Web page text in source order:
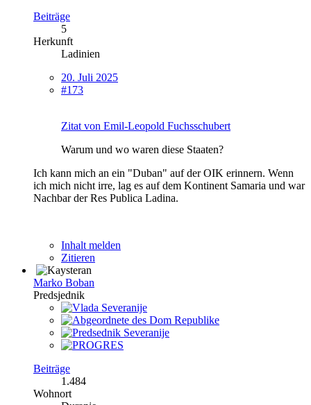
Beiträge
5
Herkunft
Ladinien
20. Juli 2025
#173
Zitat von Emil-Leopold Fuchsschubert
Warum und wo waren diese Staaten?
Ich kann mich an ein "Duban" auf der OIK erinnern. Wenn
ich mich nicht irre, lag es auf dem Kontinent Samaria und war
Nachbar der Res Publica Ladina.
Inhalt melden
Zitieren
Marko Boban
Predsjednik
Beiträge
1.484
Wohnort